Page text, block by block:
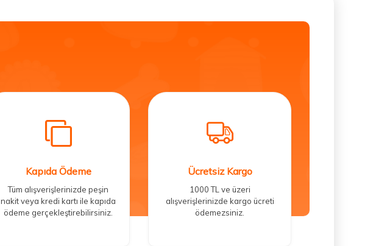
Kapıda Ödeme
Tüm alışverişlerinizde peşin
nakit veya kredi kartı ile kapıda
ödeme gerçekleştirebilirsiniz.
Ücretsiz Kargo
1000 TL ve üzeri
alışverişlerinizde kargo ücreti
ödemezsiniz.